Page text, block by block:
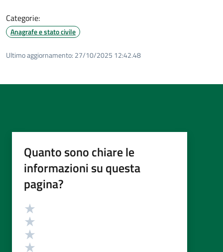
Categorie:
Anagrafe e stato civile
Ultimo aggiornamento: 27/10/2025 12:42.48
Quanto sono chiare le
informazioni su questa
pagina?
Valutazione